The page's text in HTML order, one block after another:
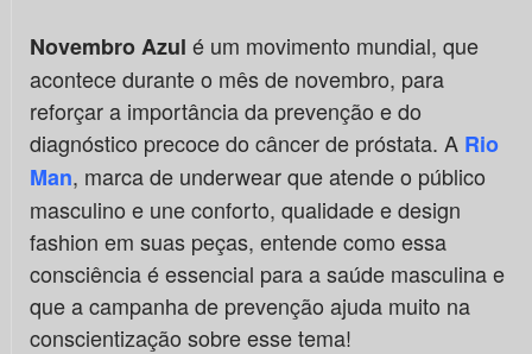
Novembro Azul é um movimento mundial, que
acontece durante o mês de novembro, para
reforçar a importância da prevenção e do
diagnóstico precoce do câncer de próstata. A Rio
Man, marca de underwear que atende o público
masculino e une conforto, qualidade e design
fashion em suas peças, entende como essa
consciência é essencial para a saúde masculina e
que a campanha de prevenção ajuda muito na
conscientização sobre esse tema!